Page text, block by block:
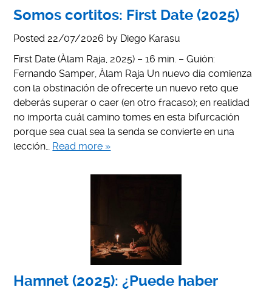
Somos cortitos: First Date (2025)
Posted 22/07/2026 by Diego Karasu
First Date (Àlam Raja, 2025) – 16 min. – Guión:
Fernando Samper, Àlam Raja Un nuevo día comienza
con la obstinación de ofrecerte un nuevo reto que
deberás superar o caer (en otro fracaso); en realidad
no importa cuál camino tomes en esta bifurcación
porque sea cual sea la senda se convierte en una
lección… Read more »
Hamnet (2025): ¿Puede haber